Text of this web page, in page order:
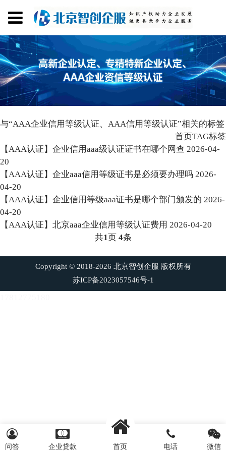
与“AAA企业信用等级认证、AAA信用等级认证”相关的标签
首页TAG标签
【AAA认证】企业信用aaa级认证证书在哪个网查 2026-04-
20
【AAA认证】企业aaa信用等级证书是必须要办理吗 2026-
04-20
【AAA认证】企业信用等级aaa证书是哪个部门颁发的 2026-
04-20
【AAA认证】北京aaa企业信用等级认证费用 2026-04-20
共1页 4条
Copyright © 2018-2026 北京智创企服 版权所有
苏ICP备2023057546号-1
问答 企业贷款 首页 电话 微信